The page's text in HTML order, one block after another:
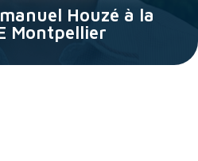
Houzé à la
Montpellier